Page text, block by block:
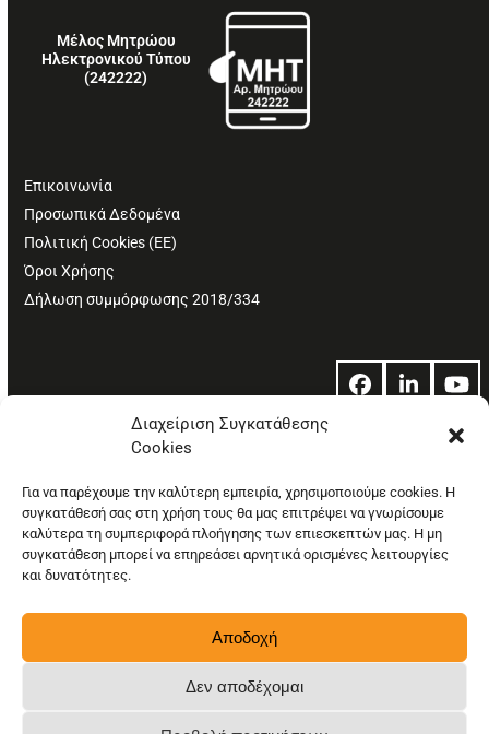
Διαχείριση Συγκατάθεσης
Cookies
Για να παρέχουμε την καλύτερη εμπειρία, χρησιμοποιούμε cookies. Η
συγκατάθεσή σας στη χρήση τους θα μας επιτρέψει να γνωρίσουμε
καλύτερα τη συμπεριφορά πλοήγησης των επιεσκεπτών μας. Η μη
συγκατάθεση μπορεί να επηρεάσει αρνητικά ορισμένες λειτουργίες
και δυνατότητες.
Αποδοχή
Δεν αποδέχομαι
Μέλος Μητρώου
Ηλεκτρονικού Τύπου
(242222)
Επικοινωνία
Προσωπικά Δεδομένα
Πολιτική Cookies (ΕΕ)
Όροι Χρήσης
Δήλωση συμμόρφωσης 2018/334
Facebook
LinkedIn
© Copyright: Ethos Media S.A.